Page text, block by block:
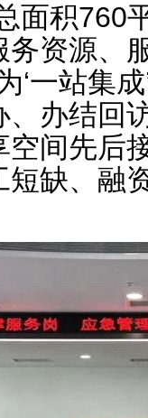
面积760
务资源、
‘一站集
办结回
间先后
短缺、融